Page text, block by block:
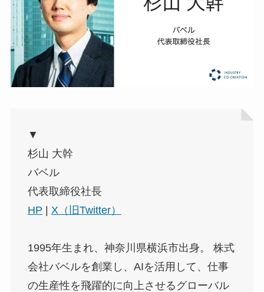
▼
杉山 大幹
バベル
代表取締役社長
HP | X（旧Twitter）
1995年生まれ、神奈川県横浜市出身。 株式
会社バベルを創業し、AIを活用して、仕事
の生産性を飛躍的に向上させるグローバル